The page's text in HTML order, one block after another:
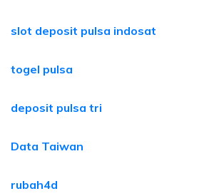
slot deposit pulsa indosat
togel pulsa
deposit pulsa tri
Data Taiwan
rubah4d